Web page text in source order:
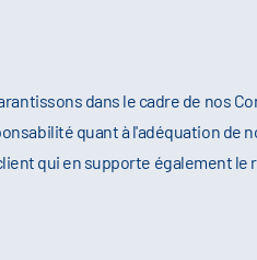
dans le cadre de nos
quant à l'adéquation de
qui en supporte également le